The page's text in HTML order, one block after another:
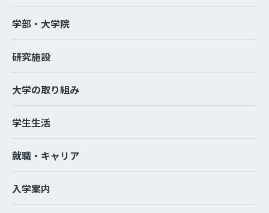
学部・大学院
研究施設
大学の取り組み
学生生活
就職・キャリア
入学案内